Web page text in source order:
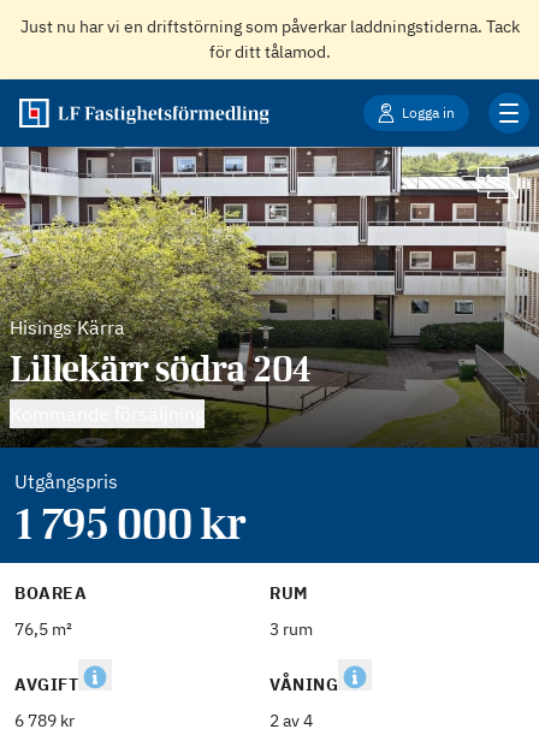
Just nu har vi en driftstörning som påverkar laddningstiderna. Tack
för ditt tålamod.
Logga in
Hisings Kärra
Lillekärr södra 204
Utgångspris
1 795 000kr
BOAREA
76,5 m²
RUM
3 rum
AVGIFT
6 789 kr
VÅNING
2 av 4